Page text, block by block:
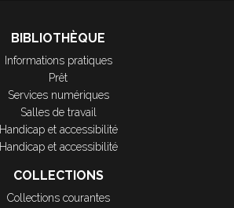
BIBLIOTHÈQUE
Informations pratiques
Prêt
Services numériques
Salles de travail
Handicap et accessibilité
Handicap et accessibilité
COLLECTIONS
Collections courantes